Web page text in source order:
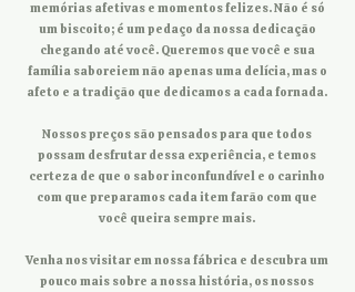
memórias afetivas e momentos felizes. Não é só
um biscoito; é um pedaço da nossa dedicação
chegando até você. Queremos que você e sua
família saboreiem não apenas uma delícia, mas o
afeto e a tradição que dedicamos a cada fornada.
Nossos preços são pensados para que todos
possam desfrutar dessa experiência, e temos
certeza de que o sabor inconfundível e o carinho
com que preparamos cada item farão com que
você queira sempre mais.
Venha nos visitar em nossa fábrica e descubra um
pouco mais sobre a nossa história, os nossos